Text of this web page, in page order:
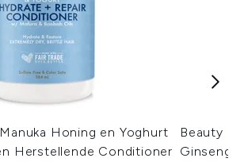
Honing en Yoghurt
Herstellende Conditioner
Beauty of
Ginseng